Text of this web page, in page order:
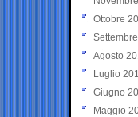
Ottobre
Agosto
Luglio
Giugno
Maggio